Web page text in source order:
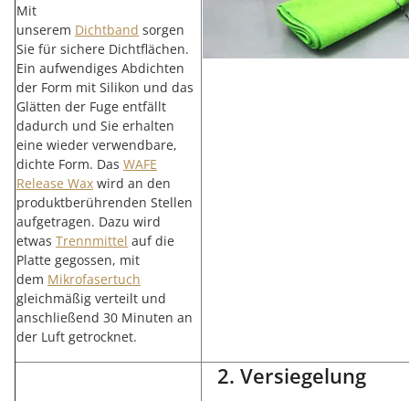
Mit
unserem Dichtband sorgen
Sie für sichere Dichtflächen.
Ein aufwendiges Abdichten
der Form mit Silikon und das
Glätten der Fuge entfällt
dadurch und Sie erhalten
eine wieder verwendbare,
dichte Form. Das WAFE
Release Wax wird an den
produktberührenden Stellen
aufgetragen. Dazu wird
etwas Trennmittel auf die
Platte gegossen, mit
dem Mikrofasertuch
gleichmäßig verteilt und
anschließend 30 Minuten an
der Luft getrocknet.
2. Versiegelung